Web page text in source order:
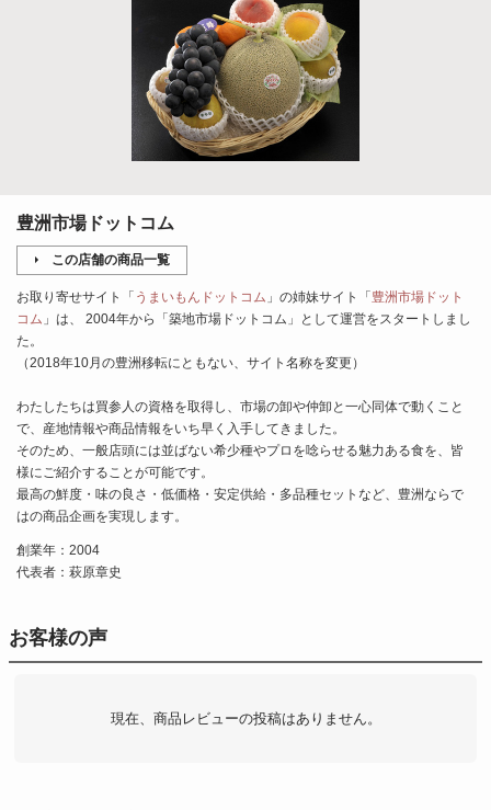
豊洲市場ドットコム
この店舗の商品一覧
お取り寄せサイト「 うまいもんドットコム 」の姉妹サイト「 豊洲市場ドット
コム 」は、 2004年から「築地市場ドットコム」として運営をスタートしまし
た。
（2018年10月の豊洲移転にともない、サイト名称を変更）
わたしたちは買参人の資格を取得し、市場の卸や仲卸と一心同体で動くこと
で、産地情報や商品情報をいち早く入手してきました。
そのため、一般店頭には並ばない希少種やプロを唸らせる魅力ある食を、皆
様にご紹介することが可能です。
最高の鮮度・味の良さ・低価格・安定供給・多品種セットなど、豊洲ならで
はの商品企画を実現します。
創業年：2004
代表者：萩原章史
お客様の声
現在、商品レビューの投稿はありません。